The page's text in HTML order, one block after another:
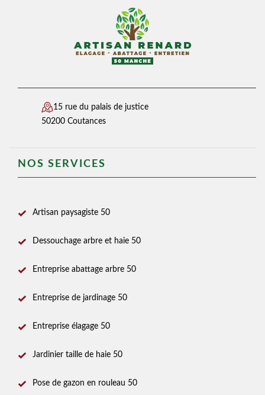
15 rue du palais de justice
50200 Coutances
NOS SERVICES
Artisan paysagiste 50
Dessouchage arbre et haie 50
Entreprise abattage arbre 50
Entreprise de jardinage 50
Entreprise élagage 50
Jardinier taille de haie 50
Pose de gazon en rouleau 50